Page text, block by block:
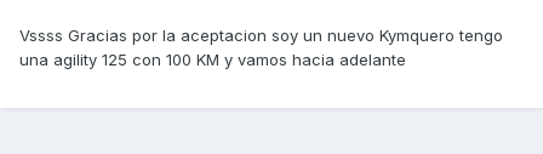
Vssss Gracias por la aceptacion soy un nuevo Kymquero tengo
una agility 125 con 100 KM y vamos hacia adelante